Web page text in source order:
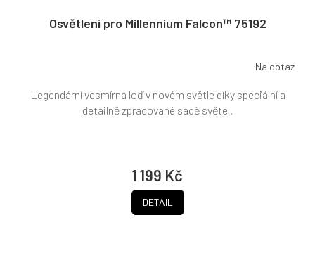
Osvětlení pro Millennium Falcon™ 75192
Na dotaz
1 199 Kč
DETAIL
Legendární vesmírná loď v novém světle díky speciální a
detailně zpracované sadě světel.